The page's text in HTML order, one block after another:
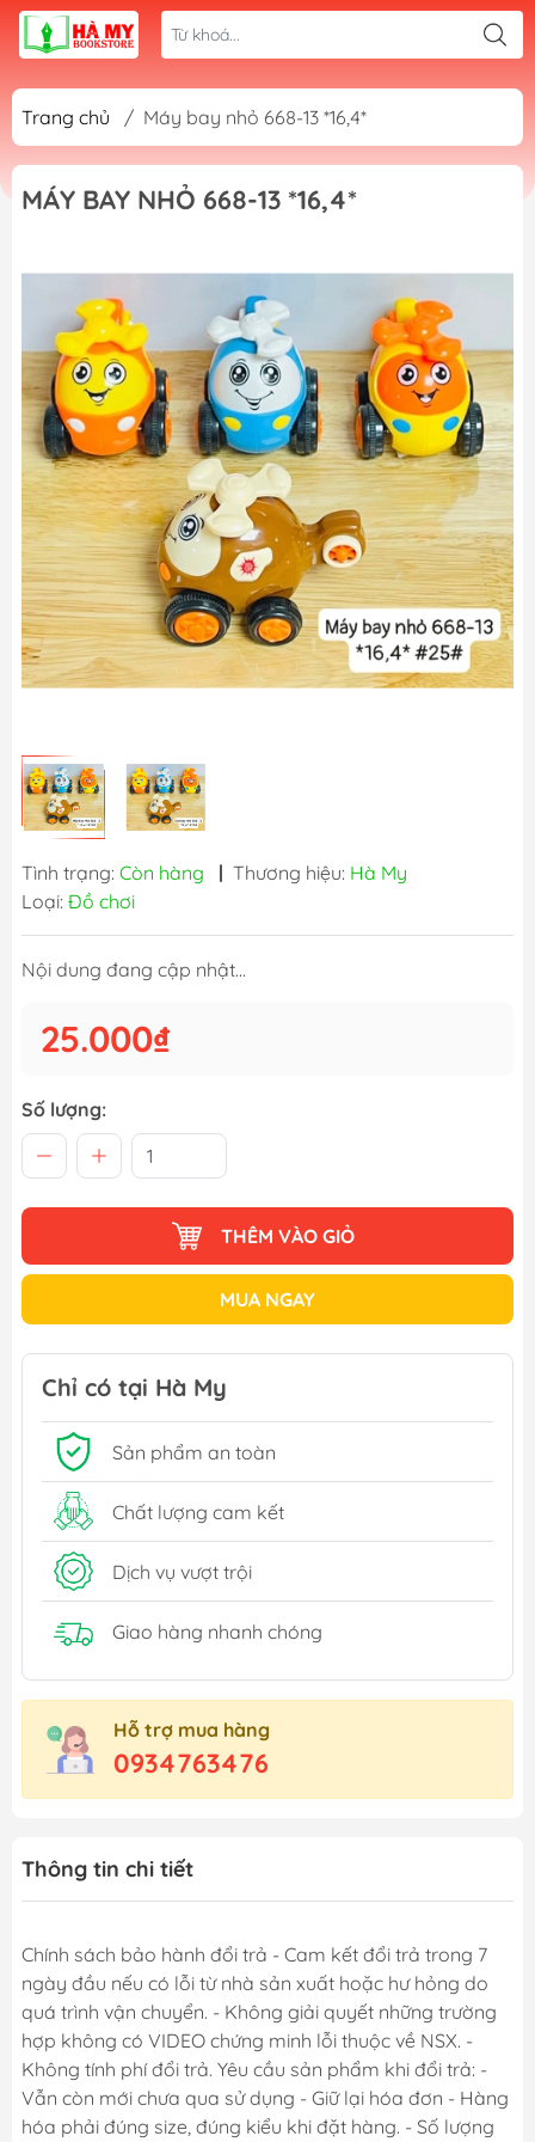
Trang chủ / Máy bay nhỏ 668-13 *16,4*
MÁY BAY NHỎ 668-13 *16,4*
Tình trạng: Còn hàng | Thương hiệu: Hà My
Loại: Đồ chơi
Nội dung đang cập nhật...
25.000₫
Số lượng:
THÊM VÀO GIỎ
MUA NGAY
Chỉ có tại Hà My
Sản phẩm an toàn
Chất lượng cam kết
Dịch vụ vượt trội
Giao hàng nhanh chóng
Hỗ trợ mua hàng
0934763476
Thông tin chi tiết
Chính sách bảo hành đổi trả - Cam kết đổi trả trong 7
ngày đầu nếu có lỗi từ nhà sản xuất hoặc hư hỏng do
quá trình vận chuyển. - Không giải quyết những trường
hợp không có VIDEO chứng minh lỗi thuộc về NSX. -
Không tính phí đổi trả. Yêu cầu sản phẩm khi đổi trả: -
Vẫn còn mới chưa qua sử dụng - Giữ lại hóa đơn - Hàng
hóa phải đúng size, đúng kiểu khi đặt hàng. - Số lượng